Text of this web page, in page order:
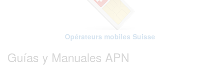
Opérateurs mobiles Suisse
Guías y Manuales APN